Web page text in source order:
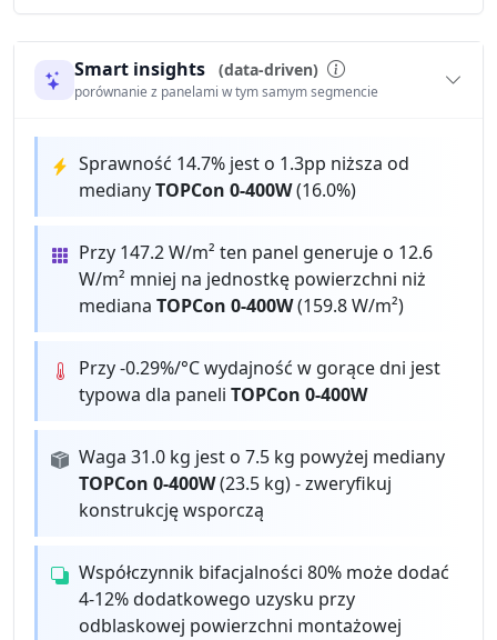
Smart insights (data-driven)
porównanie z panelami w tym samym segmencie
Sprawność 14.7% jest o 1.3pp niższa od
medianyTOPCon 0-400W(16.0%)
Przy 147.2 W/m² ten panel generuje o 12.6
W/m² mniej na jednostkę powierzchni niż
medianaTOPCon 0-400W(159.8 W/m²)
Przy -0.29%/°C wydajność w gorące dni jest
typowa dla paneliTOPCon 0-400W
Waga 31.0 kg jest o 7.5 kg powyżej mediany
TOPCon 0-400W(23.5 kg) - zweryfikuj
konstrukcję wsporczą
Współczynnik bifacjalności 80% może dodać
4-12% dodatkowego uzysku przy
odblaskowej powierzchni montażowej